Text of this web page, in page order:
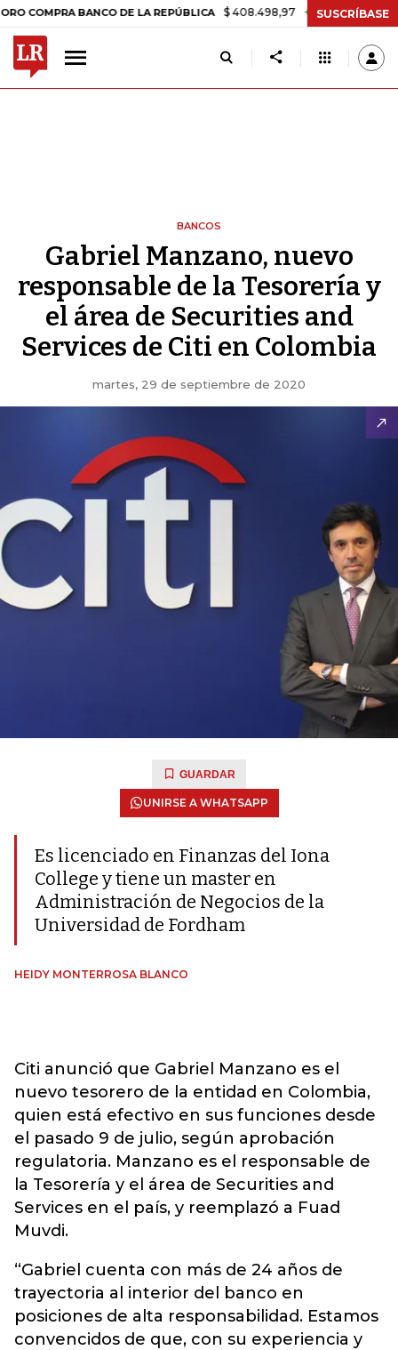
BANCO DE LA REPÚBLICA $ 408.498,97 +$ 8.753,81 +2,19%
SUSCRÍBASE
BANCOS
Gabriel Manzano, nuevo
responsable de la Tesorería y
el área de Securities and
Services de Citi en Colombia
martes, 29 de septiembre de 2020
GUARDAR
UNIRSE A WHATSAPP
Es licenciado en Finanzas del Iona
College y tiene un master en
Administración de Negocios de la
Universidad de Fordham
HEIDY MONTERROSA BLANCO
Citi anunció que Gabriel Manzano es el
nuevo tesorero de la entidad en Colombia,
quien está efectivo en sus funciones desde
el pasado 9 de julio, según aprobación
regulatoria. Manzano es el responsable de
la Tesorería y el área de Securities and
Services en el país, y reemplazó a Fuad
Muvdi.
“Gabriel cuenta con más de 24 años de
trayectoria al interior del banco en
posiciones de alta responsabilidad. Estamos
convencidos de que, con su experiencia y